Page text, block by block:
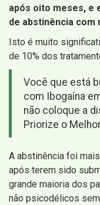
após oito meses, e
de abstinência
Isto é muito
de 10% dos
Você que está
com Ibogaína
não coloque a
Priorize o
A abstinência foi
após terem sido
grande maioria dos
não psicodélicos